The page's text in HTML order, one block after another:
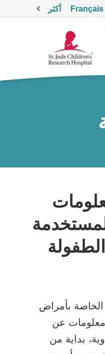
Français أكثر
الخاصة بأمراض
معلومات عن
بداية من